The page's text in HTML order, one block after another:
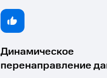
Динамическое
перенаправление